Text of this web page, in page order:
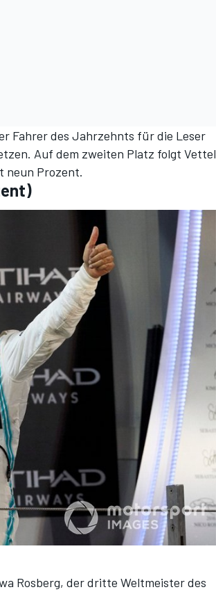
Fahrer des Jahrzehnts für die Leser
Auf dem zweiten Platz folgt Vettel
neun Prozent.
Rosberg, der dritte Weltmeister des